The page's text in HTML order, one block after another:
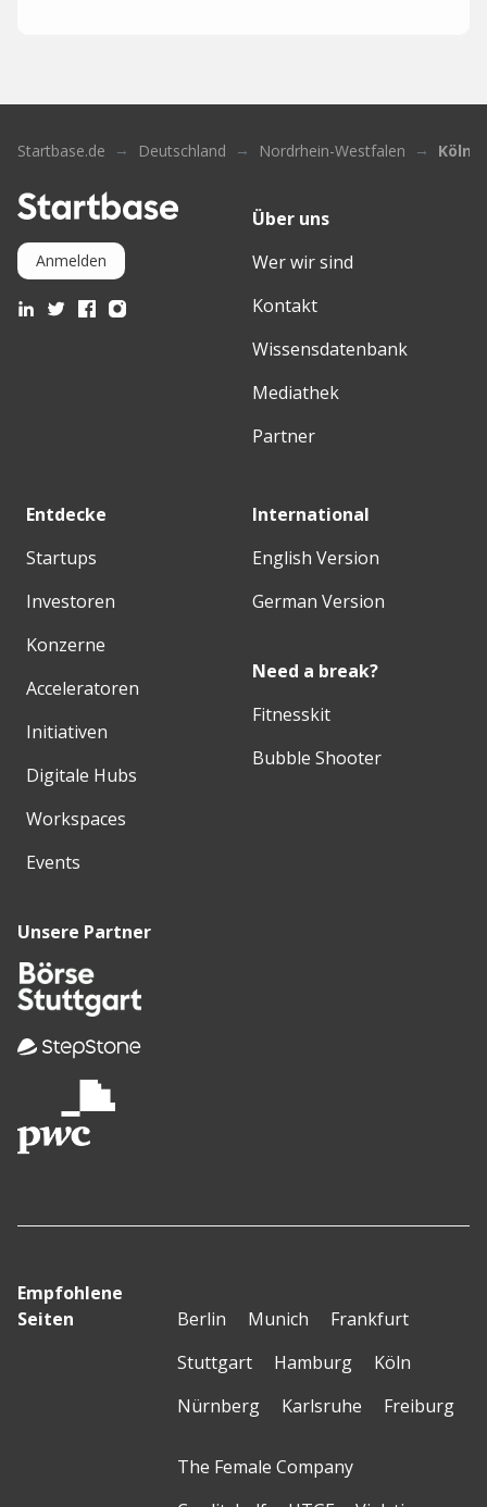
Startbase.de Deutschland Nordrhein-Westfalen Köln
Anmelden
Über uns
Wer wir sind
Kontakt
Wissensdatenbank
Mediathek
Partner
Entdecke
Startups
Investoren
Konzerne
Acceleratoren
Initiativen
Digitale Hubs
Workspaces
Events
International
English Version
German Version
Need a break?
Fitnesskit
Bubble Shooter
Unsere Partner
Empfohlene
Seiten
Berlin Munich
Frankfurt
Stuttgart
Hamburg
Köln
Nürnberg
Karlsruhe Freiburg
The Female Company